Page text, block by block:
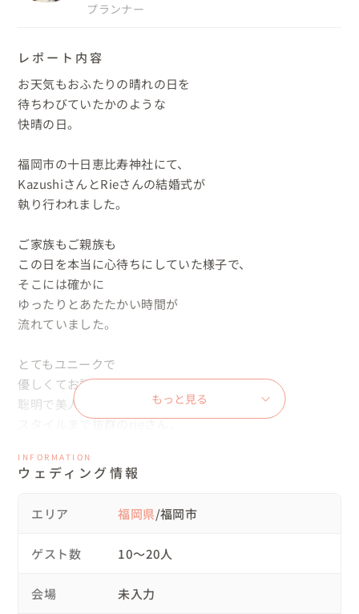
プランナー
レポート内容
お天気もおふたりの晴れの日を
待ちわびていたかのような
快晴の日。
福岡市の十日恵比寿神社にて、
KazushiさんとRieさんの結婚式が
執り行われました。
ご家族もご親族も
この日を本当に心待ちにしていた様子で、
そこには確かに
ゆったりとあたたかい時間が
流れていました。
とてもユニークで
優しくてお話上手のkazushiさん。
聡明で美人で
スタイルまで抜群のrieさん。
「こんなに綺麗なお嫁さんをもらえて
本当に幸せ！ありがとう！」
kazushiさん。
rieさんの幸せそうな
私にとっても幸せなひとときでした。
もっと見る
INFORMATION
ウェディング情報
エリア 福岡県/福岡市
ゲスト数 10〜20人
会場 未入力